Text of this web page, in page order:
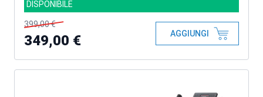
DISPONIBILE
399,00 €
349,00 € AGGIUNGI